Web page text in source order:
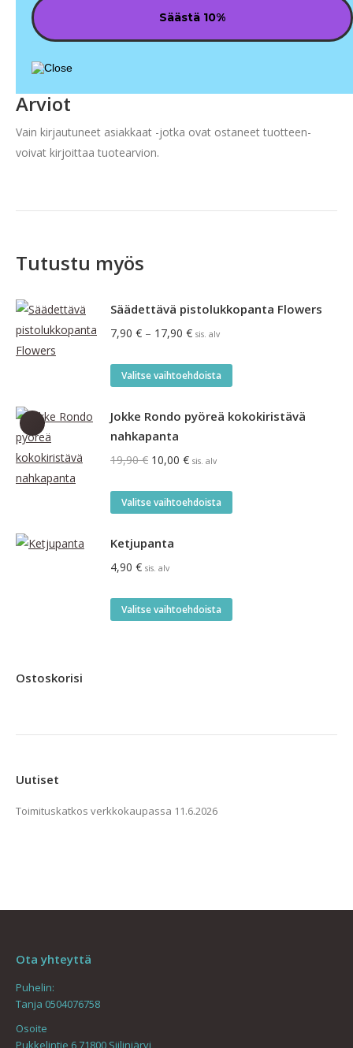
Arviot
Vain kirjautuneet asiakkaat -jotka ovat ostaneet tuotteen-
voivat kirjoittaa tuotearvion.
Tutustu myös
Säädettävä pistolukkopanta Flowers
7,90 € – 17,90 €Hintaluokka:
-
sis. alv
Valitse vaihtoehdoista
on
tehdä
valinnat
Jokke Rondo pyöreä kokokiristävä
nahkapanta
19,90€ Alkuperäinen
oli:
10,00 €Nykyinen
on:
sis. alv
Valitse vaihtoehdoista
Voit
tehdä
Ketjupanta
4,90 € sis. alv
Valitse vaihtoehdoista
Ostoskorisi
Uutiset
Toimituskatkos verkkokaupassa 11.6.2026
Ota yhteyttä
Puhelin:
Tanja 0504076758
Osoite
Pukkelintie 6 71800 Siilinjärvi